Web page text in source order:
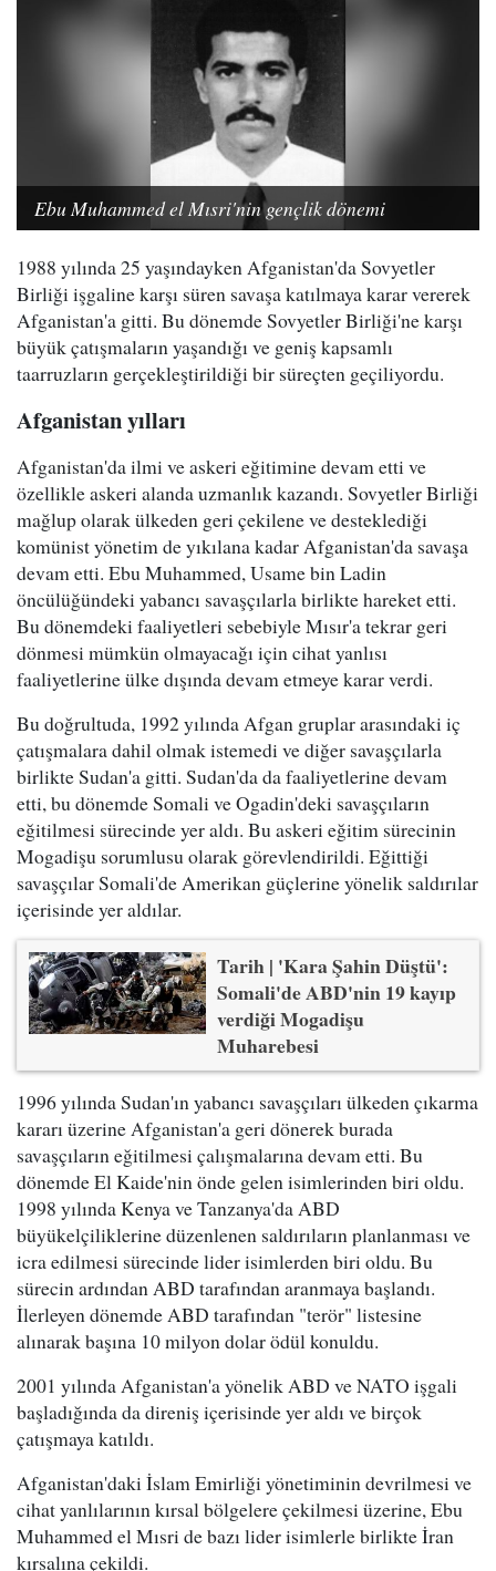
Ebu Muhammed el Mısri'nin gençlik dönemi
1988 yılında 25 yaşındayken Afganistan'da Sovyetler
Birliği işgaline karşı süren savaşa katılmaya karar vererek
Afganistan'a gitti. Bu dönemde Sovyetler Birliği'ne karşı
büyük çatışmaların yaşandığı ve geniş kapsamlı
taarruzların gerçekleştirildiği bir süreçten geçiliyordu.
Afganistan yılları
Afganistan'da ilmi ve askeri eğitimine devam etti ve
özellikle askeri alanda uzmanlık kazandı. Sovyetler Birliği
mağlup olarak ülkeden geri çekilene ve desteklediği
komünist yönetim de yıkılana kadar Afganistan'da savaşa
devam etti. Ebu Muhammed, Usame bin Ladin
öncülüğündeki yabancı savaşçılarla birlikte hareket etti.
Bu dönemdeki faaliyetleri sebebiyle Mısır'a tekrar geri
dönmesi mümkün olmayacağı için cihat yanlısı
faaliyetlerine ülke dışında devam etmeye karar verdi.
Bu doğrultuda, 1992 yılında Afgan gruplar arasındaki iç
çatışmalara dahil olmak istemedi ve diğer savaşçılarla
birlikte Sudan'a gitti. Sudan'da da faaliyetlerine devam
etti, bu dönemde Somali ve Ogadin'deki savaşçıların
eğitilmesi sürecinde yer aldı. Bu askeri eğitim sürecinin
Mogadişu sorumlusu olarak görevlendirildi. Eğittiği
savaşçılar Somali'de Amerikan güçlerine yönelik saldırılar
içerisinde yer aldılar.
Tarih | 'Kara Şahin Düştü':
Somali'de ABD'nin 19 kayıp
verdiği Mogadişu
Muharebesi
1996 yılında Sudan'ın yabancı savaşçıları ülkeden çıkarma
kararı üzerine Afganistan'a geri dönerek burada
savaşçıların eğitilmesi çalışmalarına devam etti. Bu
dönemde El Kaide'nin önde gelen isimlerinden biri oldu.
1998 yılında Kenya ve Tanzanya'da ABD
büyükelçiliklerine düzenlenen saldırıların planlanması ve
icra edilmesi sürecinde lider isimlerden biri oldu. Bu
sürecin ardından ABD tarafından aranmaya başlandı.
İlerleyen dönemde ABD tarafından "terör" listesine
alınarak başına 10 milyon dolar ödül konuldu.
2001 yılında Afganistan'a yönelik ABD ve NATO işgali
başladığında da direniş içerisinde yer aldı ve birçok
çatışmaya katıldı.
Afganistan'daki İslam Emirliği yönetiminin devrilmesi ve
cihat yanlılarının kırsal bölgelere çekilmesi üzerine, Ebu
Muhammed el Mısri de bazı lider isimlerle birlikte İran
kırsalına çekildi.